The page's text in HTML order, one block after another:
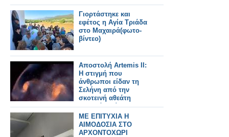
Γιορτάστηκε και
εφέτος η Αγία Τριάδα
στο Μαχαιρά(φωτο-
βίντεο)
Αποστολή Artemis II:
Η στιγμή που
άνθρωποι είδαν τη
Σελήνη από την
σκοτεινή αθεάτη
πλευρά – Βίντεο και
φωτό
ΜΕ ΕΠΙΤΥΧΙΑ Η
ΑΙΜΟΔΟΣΙΑ ΣΤΟ
ΑΡΧΟΝΤΟΧΩΡΙ